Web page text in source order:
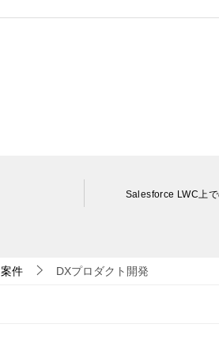
Salesforce LWC上
案件 DXプロダクト開発